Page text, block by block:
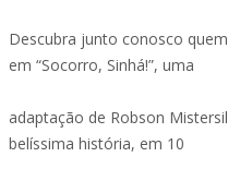
Descubra junto conosco
em “Socorro, Sinhá!”, uma
adaptação de Robson
belíssima história, em 10